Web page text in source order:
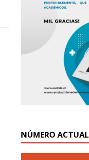
NÚMERO ACTUAL